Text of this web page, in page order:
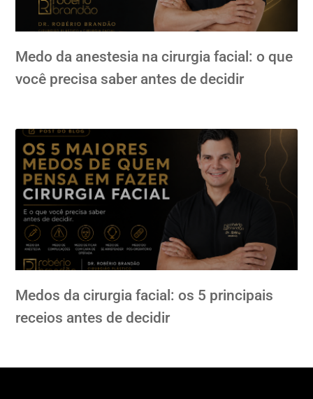
Medo da anestesia na cirurgia facial: o que
você precisa saber antes de decidir
Medos da cirurgia facial: os 5 principais
receios antes de decidir